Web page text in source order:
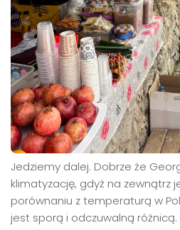
Jedziemy dalej. Dobrze że
klimatyzację, gdyż na zewnątrz
porównaniu z temperaturą w
jest sporą i odczuwalną